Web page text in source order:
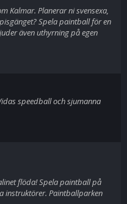
Kalmar. Planerar ni svensexa,
Spela paintball för en
även uthyrning på egen
speedball och sjumanna
flöda! Spela paintball på
instruktörer. Paintballparken